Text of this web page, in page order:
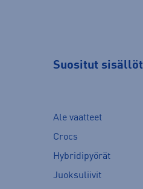
Suositut sisällöt
Ale vaatteet
Crocs
Hybridipyörät
Juoksuliivit